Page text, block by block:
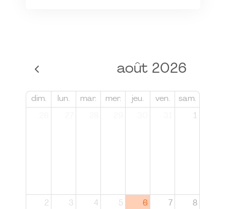
août 2026
dim. lun. mar. mer. jeu. ven. sam.
1
2 3 4 5 6 7 8